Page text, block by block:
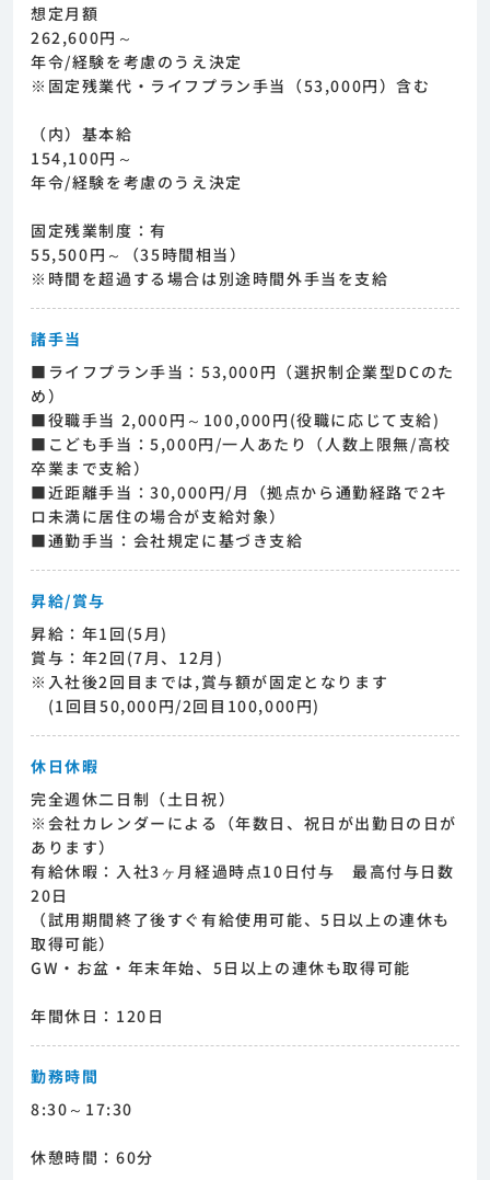
想定月額
262,600円～
年令/経験を考慮のうえ決定
※固定残業代・ライフプラン手当（53,000円）含む
（内）基本給
154,100円～
年令/経験を考慮のうえ決定
固定残業制度：有
55,500円～（35時間相当）
※時間を超過する場合は別途時間外手当を支給
諸手当
■ライフプラン手当：53,000円（選択制企業型DCのた
め）
■役職手当 2,000円～100,000円(役職に応じて支給)
■こども手当：5,000円/一人あたり（人数上限無/高校
卒業まで支給）
■近距離手当：30,000円/月（拠点から通勤経路で2キ
ロ未満に居住の場合が支給対象）
■通勤手当：会社規定に基づき支給
昇給/賞与
昇給：年1回(5月)
賞与：年2回(7月、12月)
※入社後2回目までは,賞与額が固定となります
(1回目50,000円/2回目100,000円)
休日休暇
完全週休二日制（土日祝）
※会社カレンダーによる（年数日、祝日が出勤日の日が
あります）
有給休暇：入社3ヶ月経過時点10日付与 最高付与日数
20日
（試用期間終了後すぐ有給使用可能、5日以上の連休も
取得可能）
GW・お盆・年末年始、5日以上の連休も取得可能
年間休日：120日
勤務時間
8:30～17:30
休憩時間：60分